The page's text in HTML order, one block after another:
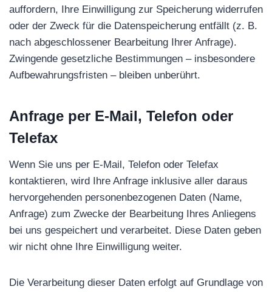
auffordern, Ihre Einwilligung zur Speicherung widerrufen
oder der Zweck für die Datenspeicherung entfällt (z. B.
nach abgeschlossener Bearbeitung Ihrer Anfrage).
Zwingende gesetzliche Bestimmungen – insbesondere
Aufbewahrungsfristen – bleiben unberührt.
Anfrage per E-Mail, Telefon oder
Telefax
Wenn Sie uns per E-Mail, Telefon oder Telefax
kontaktieren, wird Ihre Anfrage inklusive aller daraus
hervorgehenden personenbezogenen Daten (Name,
Anfrage) zum Zwecke der Bearbeitung Ihres Anliegens
bei uns gespeichert und verarbeitet. Diese Daten geben
wir nicht ohne Ihre Einwilligung weiter.
Die Verarbeitung dieser Daten erfolgt auf Grundlage von